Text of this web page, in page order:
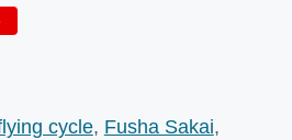
cycle, Fusha Sakai,